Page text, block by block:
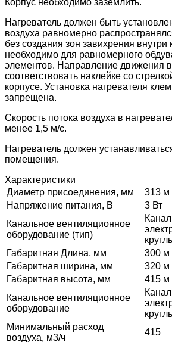
Корпус необходимо заземлить.
Нагреватель должен быть
воздуха равномерно
без создания зон завихрения
необходимо для равномерного
элементов. Направление движения
соответствовать наклейке со
корпусе. Установка нагревателя
запрещена.
Скорость потока воздуха в
менее 1,5 м/с.
Нагреватель должен
помещения.
Характеристики
Диаметр присоединения, мм
313 м
Напряжение питания, В
3 Вт
Канальное вентиляционное
оборудование (тип)
Габаритная Длина, мм
300 м
Габаритная ширина, мм
320 м
Габаритная высота, мм
415 м
Канальное вентиляционное
оборудование
Минимальный расход
воздуха, м3/ч
415